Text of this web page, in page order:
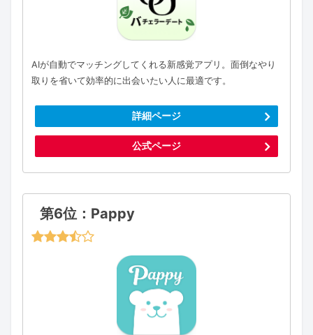
AIが自動でマッチングしてくれる新感覚アプリ。面倒なやり
取りを省いて効率的に出会いたい人に最適です。
詳細ページ
公式ページ
第6位：Pappy